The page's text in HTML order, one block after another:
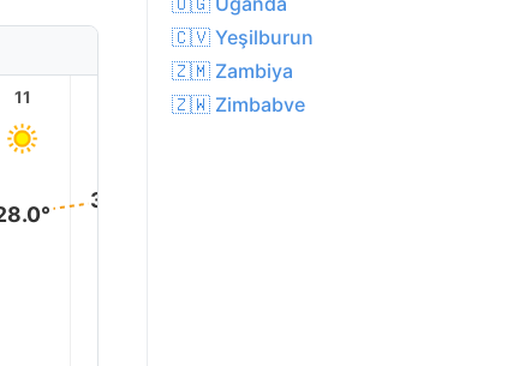
11
30.0°
13 14
🇨🇻 Yeşilburun
🇿🇲 Zambiya
🇿🇼 Zimbabve